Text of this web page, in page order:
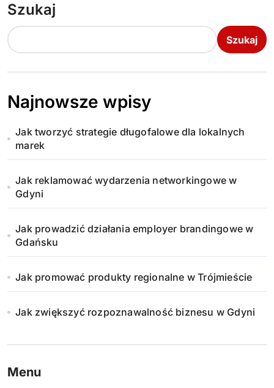
Szukaj
Szukaj
Najnowsze wpisy
Jak tworzyć strategie długofalowe dla lokalnych
marek
Jak reklamować wydarzenia networkingowe w
Gdyni
Jak prowadzić działania employer brandingowe w
Gdańsku
Jak promować produkty regionalne w Trójmieście
Jak zwiększyć rozpoznawalność biznesu w Gdyni
Menu